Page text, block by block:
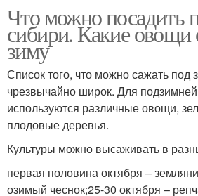
Что можно посадить
сибири. Какие овощи
зиму
Список того, что можно сажать под
чрезвычайно широк. Для
используются различные овощи,
плодовые деревья.
Культуры можно высаживать в
первая половина октября –
озимый чеснок;25-30 октября –